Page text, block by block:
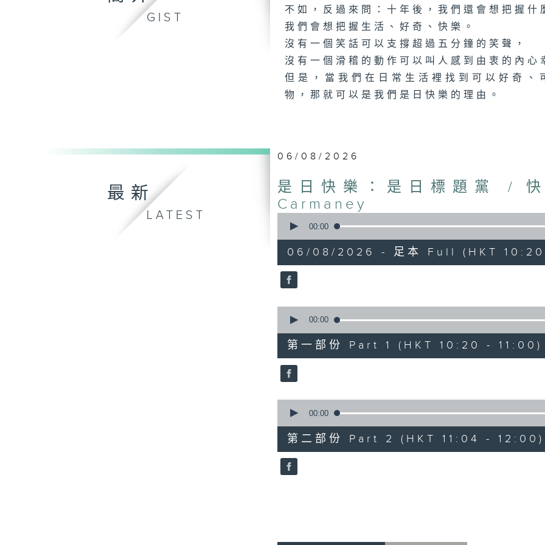
GIST
不如，反過來問：十年後，我們還會想把握什
我們會想把握生活、好奇、快樂。
沒有一個笑話可以支撐超過五分鐘的笑聲，
沒有一個滑稽的動作可以叫人感到由衷的內心
但是，當我們在日常生活裡找到可以好奇、
物，那就可以是我們是日快樂的理由。
最新
LATEST
06/08/2026
是日快樂：是日標題黨 /
Carmaney
seconds
hour,
26
minutes,
6
90%
00:00
06/08/2026 - 足本 Full (HKT
seconds
38
minutes,
30
seconds
90%
00:00
第一部份 Part 1 (HKT 10:20 - 11:00)
seconds
47
minutes,
46
seconds
90%
00:00
第二部份 Part 2 (HKT 11:04 - 12:00)